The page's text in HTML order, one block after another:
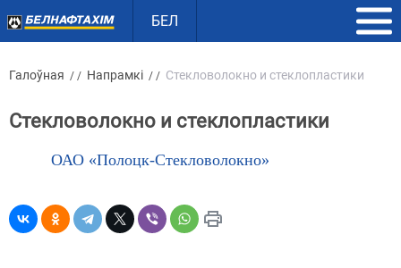
БЕЛ
Галоўная / / Напрамкі / / Стекловолокно и стеклопластики
Стекловолокно и стеклопластики
ОАО «Полоцк-Стекловолокно»